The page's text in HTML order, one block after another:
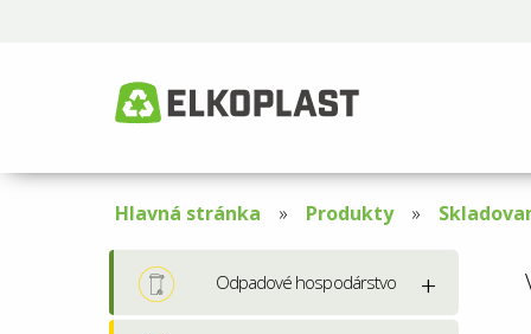
Hlavná stránka Produkty
Odpadové hospodárstvo